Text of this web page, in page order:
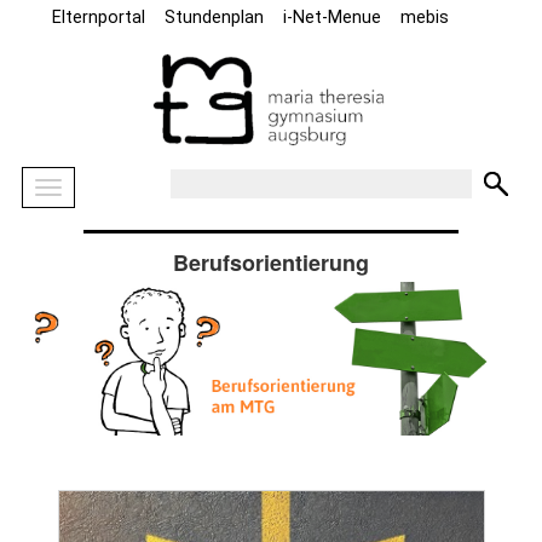
Elternportal Stundenplan i-Net-Menue mebis
Berufsorientierung